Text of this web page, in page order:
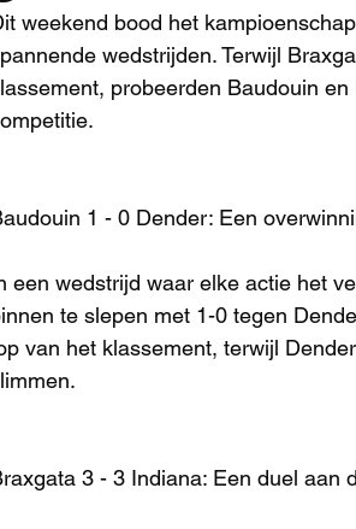
weekend bood het
wedstrijden. Terwijl
probeerden Baudouin
1 - 0 Dender: Een
een wedstrijd waar elke actie het
te slepen met 1-0 tegen
van het klassement, terwijl
3 - 3 Indiana: Een duel aan